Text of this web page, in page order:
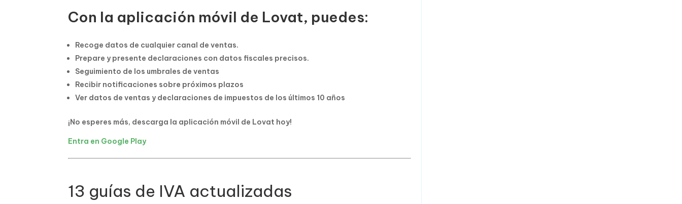
Con la aplicación móvil de Lovat, puedes:
Recoge datos de cualquier canal de ventas.
Prepare y presente declaraciones con datos fiscales precisos.
Seguimiento de los umbrales de ventas
Recibir notificaciones sobre próximos plazos
Ver datos de ventas y declaraciones de impuestos de los últimos 10 años
¡No esperes más, descarga la aplicación móvil de Lovat hoy!
Entra en Google Play
13 guías de IVA actualizadas